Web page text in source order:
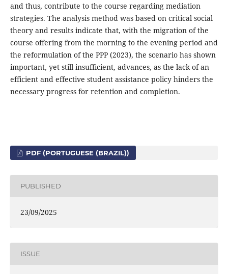
and thus, contribute to the course regarding mediation
strategies. The analysis method was based on critical social
theory and results indicate that, with the migration of the
course offering from the morning to the evening period and
the reformulation of the PPP (2023), the scenario has shown
important, yet still insufficient, advances, as the lack of an
efficient and effective student assistance policy hinders the
necessary progress for retention and completion.
PDF (PORTUGUESE (BRAZIL))
PUBLISHED
23/09/2025
ISSUE